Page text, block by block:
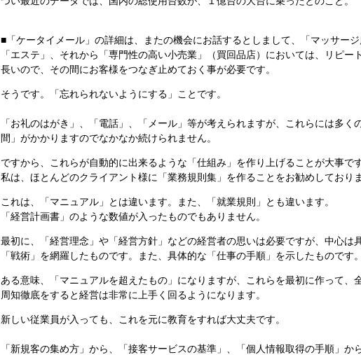
■「ケータイメール」の詳細は、またの機会にお話するとしまして、「マッサー
「エステ」、それから「専門性の高い小売業」（買回品店）においては、リピー
長いので、その間にお客様をつなぎ止めておく事が必要です。
そうです。「忘れられないようにする」ことです。
「お礼のはがき」、「電話」、「メール」等が考えられますが、これらには多く
間」がかかりますのでなかなか続けられません。
ですから、これらが自動的に出来るような「仕組み」を作り上げることが大事です
私は、ほとんどのクライアント様に「業務規則集」を作ることをお勧めしておりま
これは、「マニュアル」とは違います。また、「就業規則」とも違います。
「経営計画書」のような数値が入ったものでもありません。
最初に、「経営理念」や「経営方針」などの経営者の思いは必要ですが、中心は
「戦術」を網羅したものです。また、具体的な「仕事の手順」を示したものです。
ある意味、「マニュアルを超えたもの」になりますが、これらを最初に作って、
周知徹底をすると経営は非常に上手く回るようになります。
新しい従業員が入っても、これを元に教育をすれば大丈夫です。
「新規客の集め方」から、「接客サービスの基準」、「個人情報取得の手順」か